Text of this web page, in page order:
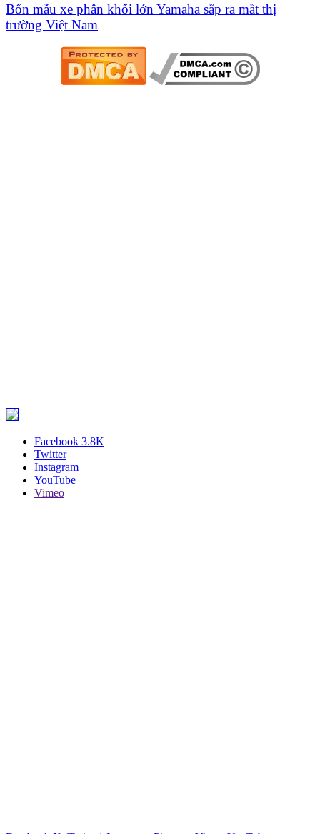
Bốn mẫu xe phân khối lớn Yamaha sắp ra mắt thị
trường Việt Nam
Facebook 3.8K
Twitter
Instagram
YouTube
Vimeo